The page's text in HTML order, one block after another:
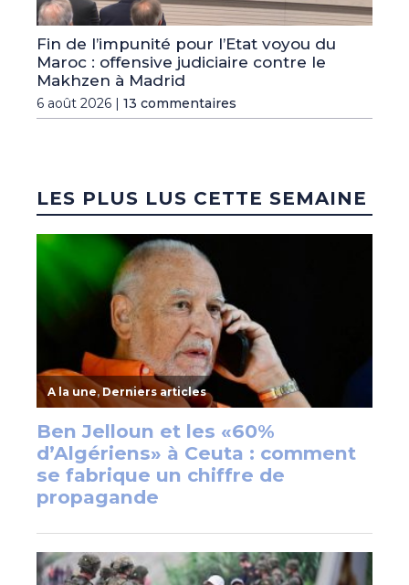
Fin de l’impunité pour l’Etat voyou du
Maroc : offensive judiciaire contre le
Makhzen à Madrid
6 août 2026 | 13 commentaires
LES PLUS LUS CETTE SEMAINE